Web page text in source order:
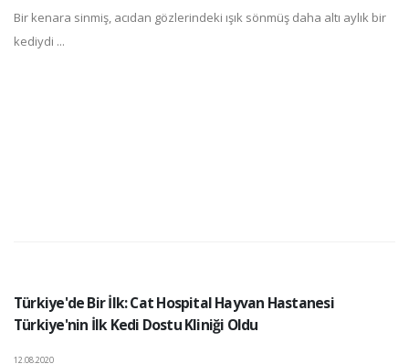
Bir kenara sinmiş, acıdan gözlerindeki ışık sönmüş daha altı aylık bir
kediydi ...
Türkiye'de Bir İlk: Cat Hospital Hayvan Hastanesi
Türkiye'nin İlk Kedi Dostu Kliniği Oldu
12.08.2020